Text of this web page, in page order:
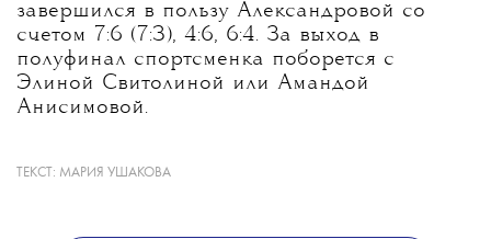
завершился в пользу Александровой со
счетом 7:6 (7:3), 4:6, 6:4. За выход в
полуфинал спортсменка поборется с
Элиной Свитолиной или Амандой
Анисимовой.
Александровой 31 год; она победительница
ТЕКСТ: МАРИЯ УШАКОВА